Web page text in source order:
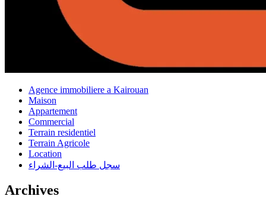
Agence immobiliere a Kairouan
Maison
Appartement
Commercial
Terrain residentiel
Terrain Agricole
Location
سجل طلب البيع-الشراء
Archives